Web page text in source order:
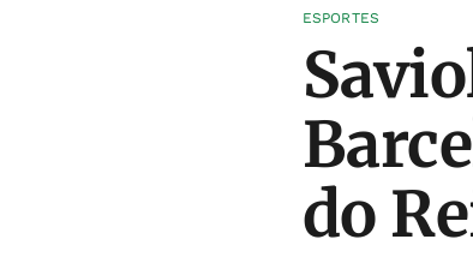
ESPORTES
do